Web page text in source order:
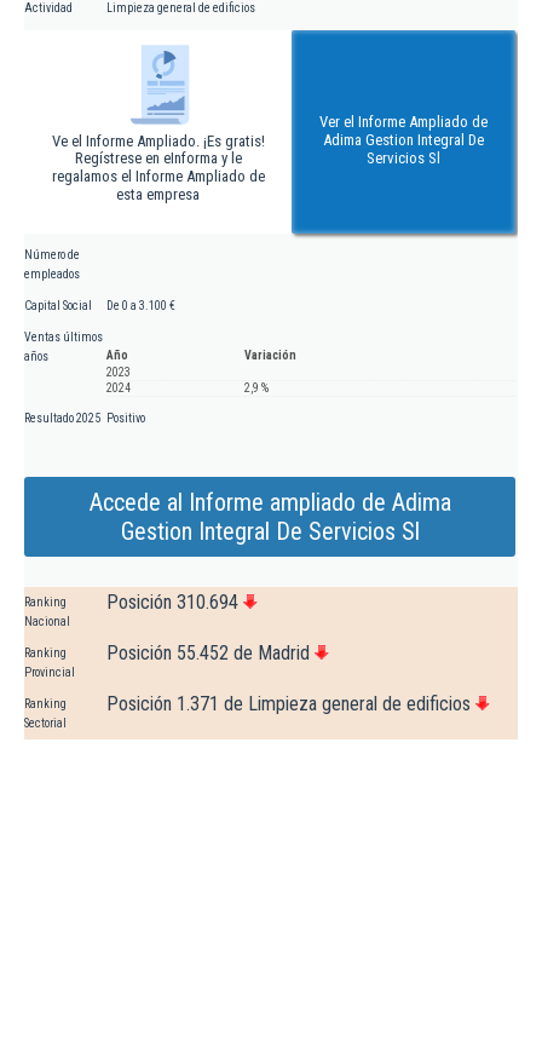
Actividad Limpieza general de edificios
Ve el Informe Ampliado. ¡Es gratis!
Regístrese en eInforma y le
regalamos el Informe Ampliado de
esta empresa
Ver el Informe Ampliado de
Adima Gestion Integral De
Servicios Sl
Número de
empleados
Capital Social De 0 a 3.100 €
Ventas últimos
años
Año
Variación
2023
2024
2,9 %
Resultado 2025 Positivo
Accede al Informe ampliado de Adima
Gestion Integral De Servicios Sl
Ranking
Nacional
Posición 310.694
Ranking
Provincial
Posición 55.452 de Madrid
Ranking
Sectorial
Posición 1.371 de Limpieza general de edificios